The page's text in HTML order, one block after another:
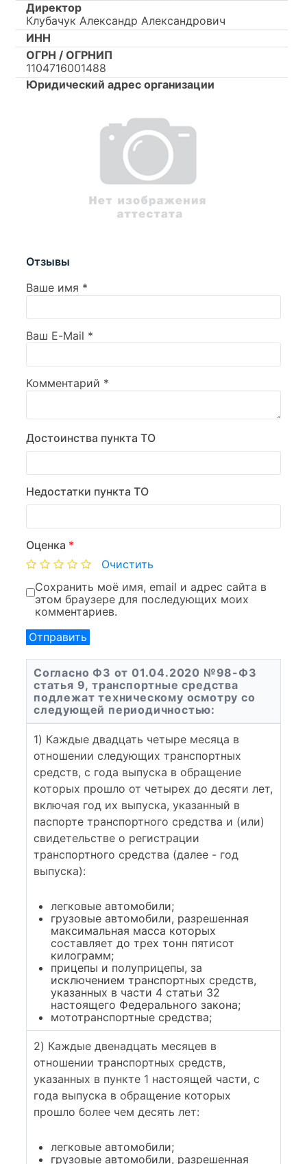
Директор
Клубачук Александр Александрович
ИНН
ОГРН / ОГРНИП
1104716001488
Юридический адрес организации
Отзывы
Ваше имя *
Ваш E-Mail *
Комментарий *
Достоинства пункта ТО
Недостатки пункта ТО
Оценка *
Очистить
Сохранить моё имя, email и адрес сайта в
этом браузере для последующих моих
комментариев.
Согласно ФЗ от 01.04.2020 №98-ФЗ
статья 9, транспортные средства
подлежат техническому осмотру со
следующей периодичностью:
1) Каждые двадцать четыре месяца в
отношении следующих транспортных
средств, с года выпуска в обращение
которых прошло от четырех до десяти лет,
включая год их выпуска, указанный в
паспорте транспортного средства и (или)
свидетельстве о регистрации
транспортного средства (далее - год
выпуска):
легковые автомобили;
грузовые автомобили, разрешенная
максимальная масса которых
составляет до трех тонн пятисот
килограмм;
прицепы и полуприцепы, за
исключением транспортных средств,
указанных в части 4 статьи 32
настоящего Федерального закона;
мототранспортные средства;
2) Каждые двенадцать месяцев в
отношении транспортных средств,
указанных в пункте 1 настоящей части, с
года выпуска в обращение которых
прошло более чем десять лет:
легковые автомобили;
грузовые автомобили, разрешенная